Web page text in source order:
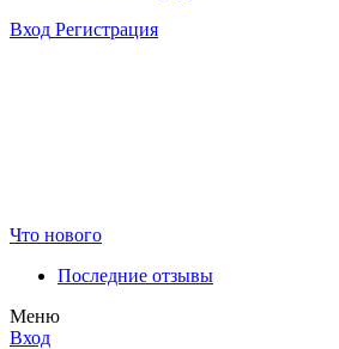
Вход Регистрация
Что нового
Последние отзывы
Меню
Вход